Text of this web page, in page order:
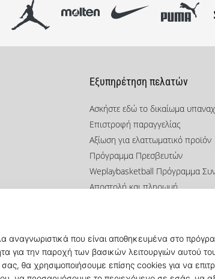
Εξυπηρέτηση πελατών
Ασκήστε εδώ το δικαίωμα
Επιστροφή παραγγελίας
Αξίωση για ελαττωματικό προϊόν
Πρόγραμμα Πρεσβευτών
Weplaybasketball Πρόγραμμα
Αποστολή και πληρωμή
Συχνές ερωτήσεις
Πολιτική απορρήτου